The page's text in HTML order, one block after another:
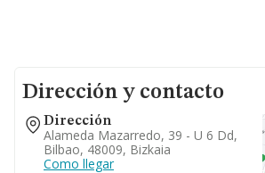
Dirección y contacto
Dirección
Alameda Mazarredo, 39 - U 6 Dd,
Bilbao, 48009, Bizkaia
Como llegar